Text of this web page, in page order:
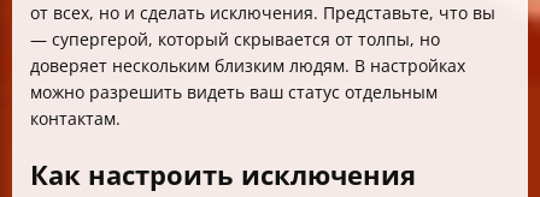
от всех, но и сделать исключения. Представьте, что вы
— супергерой, который скрывается от толпы, но
доверяет нескольким близким людям. В настройках
можно разрешить видеть ваш статус отдельным
контактам.
Как настроить исключения